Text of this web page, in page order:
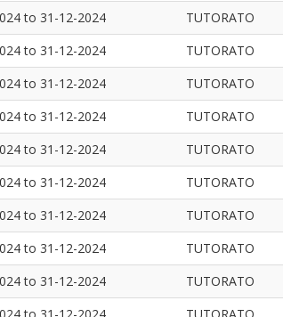
to 31-12-2024 TUTORATO
to 31-12-2024 TUTORATO
to 31-12-2024 TUTORATO
to 31-12-2024 TUTORATO
to 31-12-2024 TUTORATO
to 31-12-2024 TUTORATO
to 31-12-2024 TUTORATO
to 31-12-2024 TUTORATO
to 31-12-2024 TUTORATO